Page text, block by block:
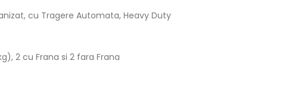
cu Tragere Automata, Heavy Duty
2 cu Frana si 2 fara Frana